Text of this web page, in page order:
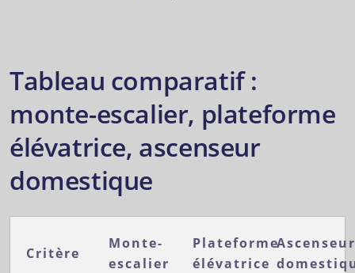
Tableau comparatif :
monte-escalier, plateforme
élévatrice, ascenseur
domestique
Critère
Monte-
escalier
Plateforme
élévatrice
Ascenseur